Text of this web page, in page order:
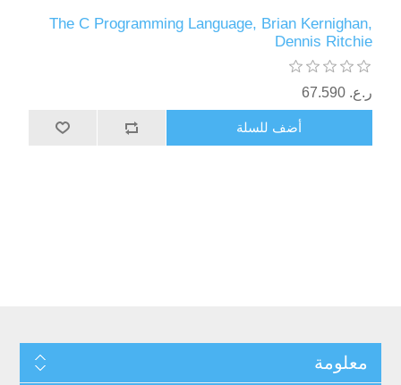
The C Programming Language, Brian Kernighan,
Dennis Ritchie
ر.ع.‏‏ 67.590
أضف للسلة
معلومة